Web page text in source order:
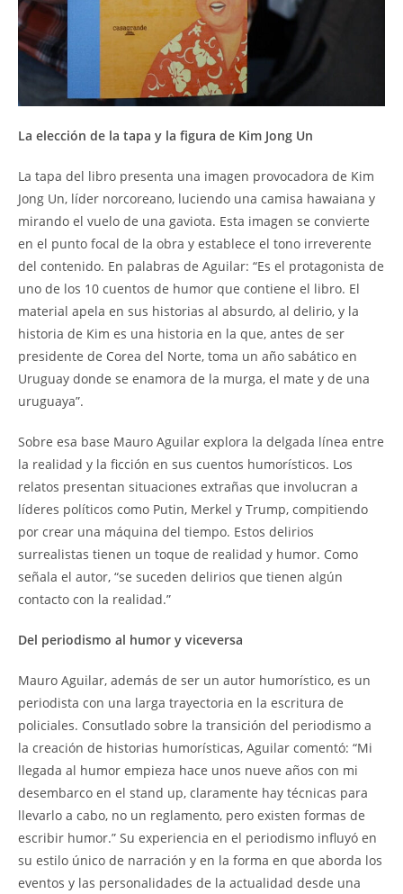
La elección de la tapa y la figura de Kim Jong Un
La tapa del libro presenta una imagen provocadora de Kim
Jong Un, líder norcoreano, luciendo una camisa hawaiana y
mirando el vuelo de una gaviota. Esta imagen se convierte
en el punto focal de la obra y establece el tono irreverente
del contenido. En palabras de Aguilar: “Es el protagonista de
uno de los 10 cuentos de humor que contiene el libro. El
material apela en sus historias al absurdo, al delirio, y la
historia de Kim es una historia en la que, antes de ser
presidente de Corea del Norte, toma un año sabático en
Uruguay donde se enamora de la murga, el mate y de una
uruguaya”.
Sobre esa base Mauro Aguilar explora la delgada línea entre
la realidad y la ficción en sus cuentos humorísticos. Los
relatos presentan situaciones extrañas que involucran a
líderes políticos como Putin, Merkel y Trump, compitiendo
por crear una máquina del tiempo. Estos delirios
surrealistas tienen un toque de realidad y humor. Como
señala el autor, “se suceden delirios que tienen algún
contacto con la realidad.”
Del periodismo al humor y viceversa
Mauro Aguilar, además de ser un autor humorístico, es un
periodista con una larga trayectoria en la escritura de
policiales. Consutlado sobre la transición del periodismo a
la creación de historias humorísticas, Aguilar comentó: “Mi
llegada al humor empieza hace unos nueve años con mi
desembarco en el stand up, claramente hay técnicas para
llevarlo a cabo, no un reglamento, pero existen formas de
escribir humor.” Su experiencia en el periodismo influyó en
su estilo único de narración y en la forma en que aborda los
eventos y las personalidades de la actualidad desde una